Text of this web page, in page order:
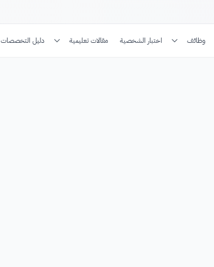
وظائف اختبار الشخصية مقالات تعليمية دليل التخصصات